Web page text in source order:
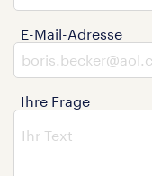
E-Mail-Adresse
Ihre Frage